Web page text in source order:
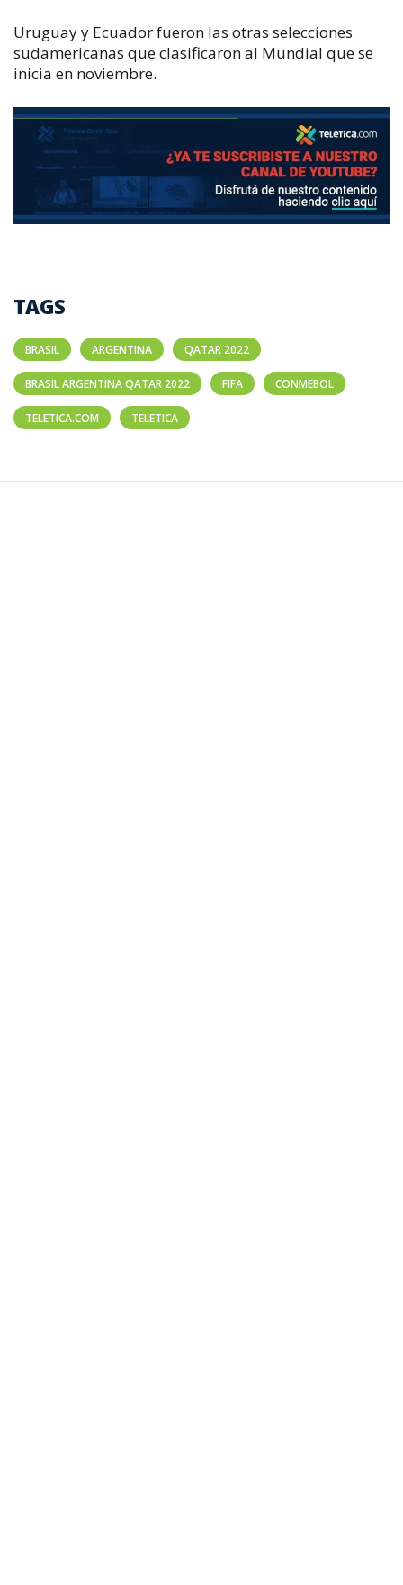
Uruguay y Ecuador fueron las otras selecciones
sudamericanas que clasificaron al Mundial que se
inicia en noviembre.
TAGS
BRASIL ARGENTINA QATAR 2022
BRASIL ARGENTINA QATAR 2022 FIFA CONMEBOL
TELETICA.COM TELETICA